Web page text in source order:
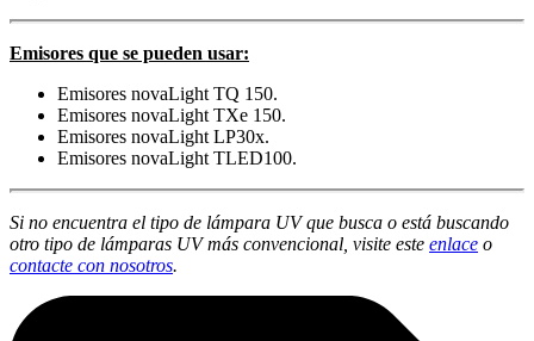
Emisores que se pueden usar:
Emisores novaLight TQ 150.
Emisores novaLight TXe 150.
Emisores novaLight LP30x.
Emisores novaLight TLED100.
Si no encuentra el tipo de lámpara UV que busca o está buscando
otro tipo de lámparas UV más convencional, visite este enlace o
contacte con nosotros.